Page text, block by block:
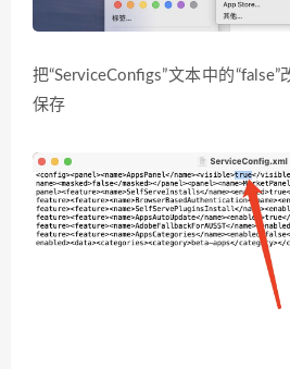
把“ServiceConfigs”文本中的
保存